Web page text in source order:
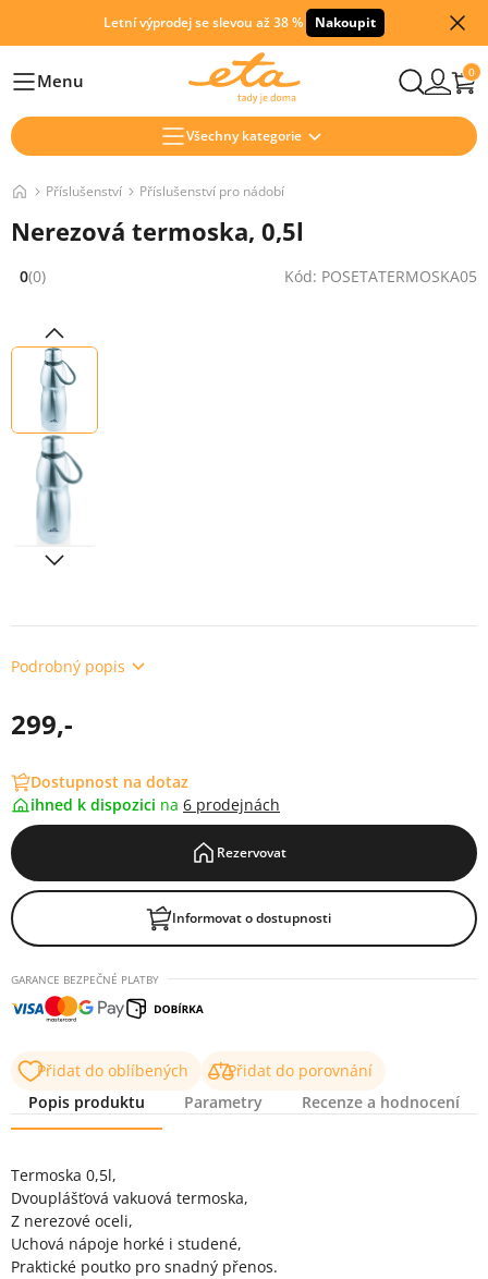
Letní výprodej se slevou až 38 % Nakoupit
HlavníMenu 0
Všechny kategorie
Příslušenství Příslušenství pro nádobí
Nerezová termoska, 0,5l
Hodnocení: 0 z 5 (0 recenzí)
0(0) Kód: POSETATERMOSKA05
Podrobný popis
299,-
Dostupnost na dotaz
ihned k dispozici na 6 prodejnách
Rezervovat
Informovat o dostupnosti
GARANCE BEZPEČNÉ PLATBY
Přidat do oblíbených
Přidat do porovnání
Popis produktu
Parametry Recenze a hodnocení
Termoska 0,5l,
Dvouplášťová vakuová termoska,
Z nerezové oceli,
Uchová nápoje horké i studené,
Praktické poutko pro snadný přenos.